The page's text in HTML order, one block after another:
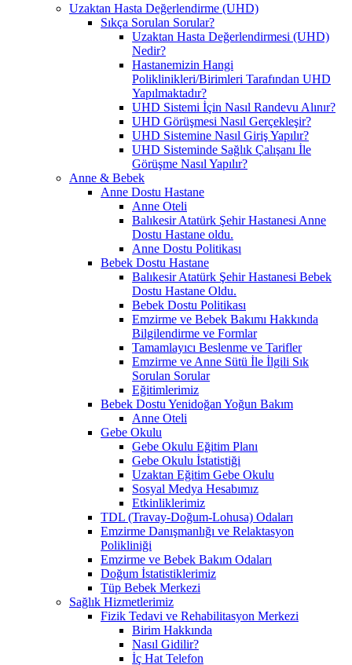
Uzaktan Hasta Değerlendirme (UHD)
Sıkça Sorulan Sorular?
Uzaktan Hasta Değerlendirmesi (UHD)
Nedir?
Hastanemizin Hangi
Poliklinikleri/Birimleri Tarafından UHD
Yapılmaktadır?
UHD Sistemi İçin Nasıl Randevu Alınır?
UHD Görüşmesi Nasıl Gerçekleşir?
UHD Sistemine Nasıl Giriş Yapılır?
UHD Sisteminde Sağlık Çalışanı İle
Görüşme Nasıl Yapılır?
Anne & Bebek
Anne Dostu Hastane
Anne Oteli
Balıkesir Atatürk Şehir Hastanesi Anne
Dostu Hastane oldu.
Anne Dostu Politikası
Bebek Dostu Hastane
Balıkesir Atatürk Şehir Hastanesi Bebek
Dostu Hastane Oldu.
Bebek Dostu Politikası
Emzirme ve Bebek Bakımı Hakkında
Bilgilendirme ve Formlar
Tamamlayıcı Beslenme ve Tarifler
Emzirme ve Anne Sütü İle İlgili Sık
Sorulan Sorular
Eğitimlerimiz
Bebek Dostu Yenidoğan Yoğun Bakım
Anne Oteli
Gebe Okulu
Gebe Okulu Eğitim Planı
Gebe Okulu İstatistiği
Uzaktan Eğitim Gebe Okulu
Sosyal Medya Hesabımız
Etkinliklerimiz
TDL (Travay-Doğum-Lohusa) Odaları
Emzirme Danışmanlığı ve Relaktasyon
Polikliniği
Emzirme ve Bebek Bakım Odaları
Doğum İstatistiklerimiz
Tüp Bebek Merkezi
Sağlık Hizmetlerimiz
Fizik Tedavi ve Rehabilitasyon Merkezi
Birim Hakkında
Nasıl Gidilir?
İç Hat Telefon